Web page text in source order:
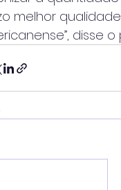
melhor
disse